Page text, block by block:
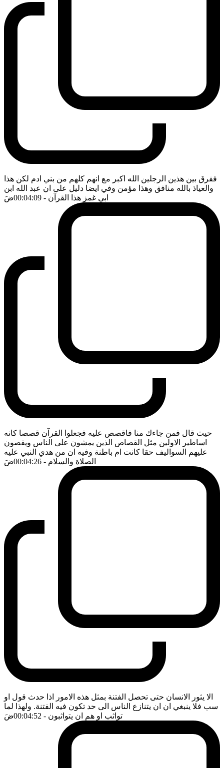
ففرق بين هذين الرجلين الله اكبر مع انهم كلهم من بني ادم لكن هذا
والعياذ بالله منافق وهذا مؤمن وفي ايضا دليل على ان عبد الله ابن
ابي غمز هذا القرآن - 00:04:09 ضَ
حيث قال فمن جاءك منا فاقصص عليه فجعلوا القرآن قصصا كانه
اساطير الاولين مثل القصاص الذين يمشون على الناس ويقصون
عليهم السواليف حقا كانت ام باطنة وفيه ان من هدي النبي عليه
الصلاة والسلام - 00:04:26 ضَ
الا يثور الانسان حتى تحصل الفتنة بمثل هذه الامور اذا حدث قول او
سب فلا ينبغي ان ان يتنازع الناس الى حد تكون فيه الفتنة. ولهذا لما
تواثب او هم ان يتواثبون - 00:04:52 ضَ